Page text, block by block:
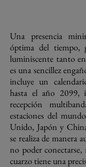
Una presencia
óptima del tiempo,
luminiscente tanto
es una sencillez
incluye un
hasta el año 2099,
recepción
estaciones del
Unido, Japón y
se realiza de manera
no poder
cuarzo tiene una